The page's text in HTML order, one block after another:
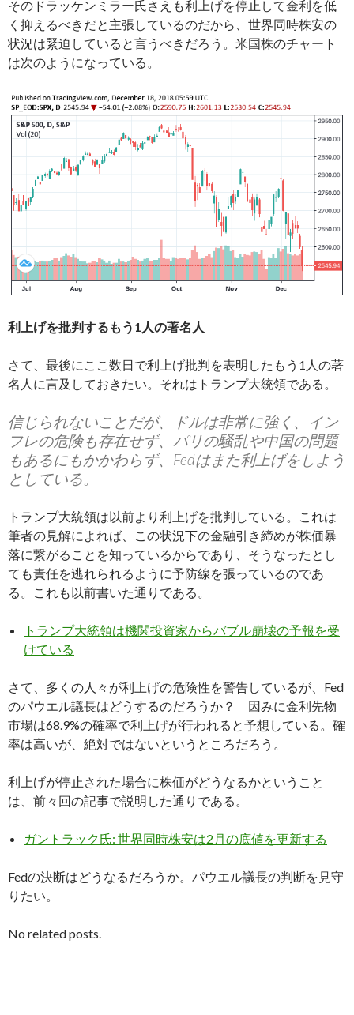
そのドラッケンミラー氏さえも利上げを停止して金利を低
く抑えるべきだと主張しているのだから、世界同時株安の
状況は緊迫していると言うべきだろう。米国株のチャート
は次のようになっている。
利上げを批判するもう1人の著名人
さて、最後にここ数日で利上げ批判を表明したもう1人の著
名人に言及しておきたい。それはトランプ大統領である。
信じられないことだが、ドルは非常に強く、イン
フレの危険も存在せず、パリの騒乱や中国の問題
もあるにもかかわらず、Fedはまた利上げをしよう
としている。
トランプ大統領は以前より利上げを批判している。これは
筆者の見解によれば、この状況下の金融引き締めが株価暴
落に繋がることを知っているからであり、そうなったとし
ても責任を逃れられるように予防線を張っているのであ
る。これも以前書いた通りである。
トランプ大統領は機関投資家からバブル崩壊の予報を受
けている
さて、多くの人々が利上げの危険性を警告しているが、Fed
のパウエル議長はどうするのだろうか？ 因みに金利先物
市場は68.9%の確率で利上げが行われると予想している。確
率は高いが、絶対ではないというところだろう。
利上げが停止された場合に株価がどうなるかということ
は、前々回の記事で説明した通りである。
ガントラック氏: 世界同時株安は2月の底値を更新する
Fedの決断はどうなるだろうか。パウエル議長の判断を見守
りたい。
No related posts.